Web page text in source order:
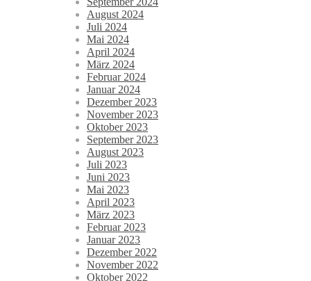
August 2024
Juli 2024
Mai 2024
April 2024
März 2024
Februar 2024
Januar 2024
Dezember 2023
November 2023
Oktober 2023
September 2023
August 2023
Juli 2023
Juni 2023
Mai 2023
April 2023
März 2023
Februar 2023
Januar 2023
Dezember 2022
November 2022
Oktober 2022